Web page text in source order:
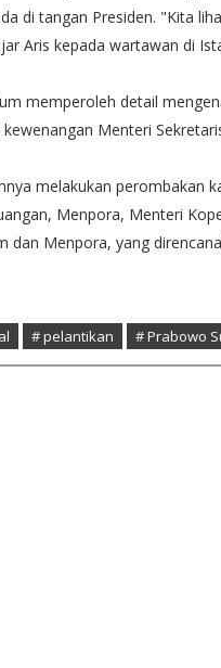
di tangan Presiden. "Kita
Aris kepada wartawan di
memperoleh detail
Menteri
melakukan perombakan
Menpora, Menteri
dan Menpora, yang
# pelantikan # Prabowo